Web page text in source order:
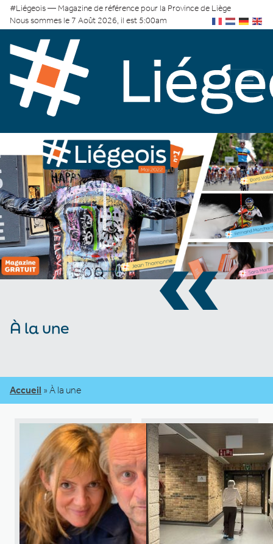
#Liégeois — Magazine de référence pour la Province de Liège
Nous sommes le 7 Août 2026, il est 5:00am
«
À la une
Accueil » À la une